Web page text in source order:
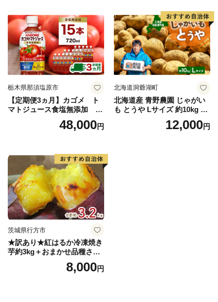
栃木県那須塩原市
【定期便3ヵ月】カゴメ ト
マトジュース食塩無添加 72
0ml PET×15本 1ケース 毎月
届く 3ヵ月 3回コース ns001-
48,000円
北海道洞爺湖町
北海道産 青野農園 じゃがい
も とうや Lサイズ 約10kg 20
26年10月初旬～12月下旬頃お
届け 先行予約 北海道 ジャガ
12,000円
茨城県行方市
★訳あり★紅はるか冷凍焼き
芋約3kg＋おまかせ品種さつ
まいも 合計約3.2kg｜さつ
まいも サツマイモ さつま芋
8,000円